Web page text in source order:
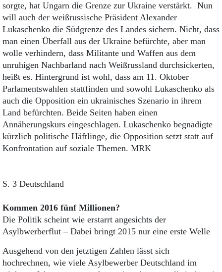
sorgte, hat Ungarn die Grenze zur Ukraine verstärkt. Nun
will auch der weißrussische Präsident Alexander
Lukaschenko die Südgrenze des Landes sichern. Nicht, dass
man einen Überfall aus der Ukraine befürchte, aber man
wolle verhindern, dass Militante und Waffen aus dem
unruhigen Nachbarland nach Weißrussland durchsickerten,
heißt es. Hintergrund ist wohl, dass am 11. Oktober
Parlamentswahlen stattfinden und sowohl Lukaschenko als
auch die Opposition ein ukrainisches Szenario in ihrem
Land befürchten. Beide Seiten haben einen
Annäherungskurs eingeschlagen. Lukaschenko begnadigte
kürzlich politische Häftlinge, die Opposition setzt statt auf
Konfrontation auf soziale Themen. MRK
S. 3 Deutschland
Kommen 2016 fünf Millionen?
Die Politik scheint wie erstarrt angesichts der
Asylbwerberflut – Dabei bringt 2015 nur eine erste Welle
Ausgehend von den jetztigen Zahlen lässt sich
hochrechnen, wie viele Asylbewerber Deutschland im